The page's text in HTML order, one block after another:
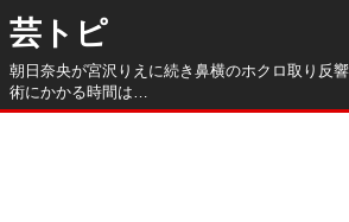
芸トピ
朝日奈央が宮沢りえに続き鼻横のホクロ取り反
術にかかる時間は…